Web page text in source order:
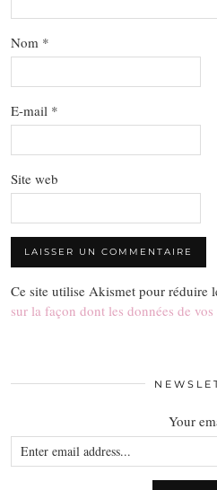
Nom *
E-mail *
Site web
Ce site utilise Akismet pour réduire
sur la façon dont les données de
Your